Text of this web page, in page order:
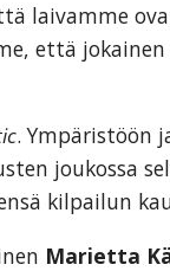
laivamme
että
. Ympäristöön
joukossa
kilpailun
Marietta